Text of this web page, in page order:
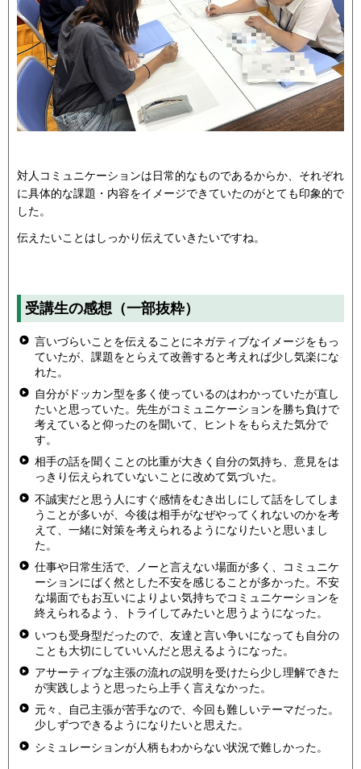
対人コミュニケーションは日常的なものであるからか、それぞれ
に具体的な課題・内容をイメージできていたのがとても印象的で
した。
伝えたいことはしっかり伝えていきたいですね。
受講生の感想（一部抜粋）
言いづらいことを伝えることにネガティブなイメージをもっ
ていたが、課題をとらえて改善すると考えれば少し気楽にな
れた。
自分がドッカン型を多く使っているのはわかっていたが直し
たいと思っていた。先生がコミュニケーションを勝ち負けで
考えていると仰ったのを聞いて、ヒントをもらえた気分で
す。
相手の話を聞くことの比重が大きく自分の気持ち、意見をは
っきり伝えられていないことに改めて気づいた。
不誠実だと思う人にすぐ感情をむき出しにして話をしてしま
うことが多いが、今後は相手がなぜやってくれないのかを考
えて、一緒に対策を考えられるようになりたいと思いまし
た。
仕事や日常生活で、ノーと言えない場面が多く、コミュニケ
ーションにばく然とした不安を感じることが多かった。不安
な場面でもお互いによりよい気持ちでコミュニケーションを
終えられるよう、トライしてみたいと思うようになった。
いつも受身型だったので、友達と言い争いになっても自分の
ことも大切にしていいんだと思えるようになった。
アサーティブな主張の流れの説明を受けたら少し理解できた
が実践しようと思ったら上手く言えなかった。
元々、自己主張が苦手なので、今回も難しいテーマだった。
少しずつできるようになりたいと思えた。
シミュレーションが人柄もわからない状況で難しかった。